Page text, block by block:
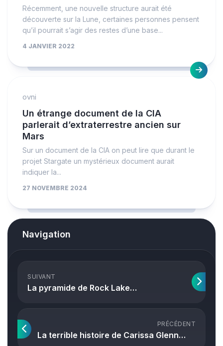
Récemment, une nouvelle structure aurait été
découverte sur la Lune, certaines personnes pensent
qu’il pourrait s’agir des restes d’une base...
4 JANVIER 2022
ovni
Un étrange document de la CIA
parlerait d’extraterrestre ancien sur
Mars
Sur un document de la CIA on peut lire que durant le
projet Stargate un mystérieux document aurait
indiquer la...
27 NOVEMBRE 2024
Navigation
SUIVANT
La pyramide de Rock Lake…
PRÉCÉDENT
La terrible histoire de Carissa Glenn…